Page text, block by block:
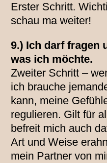
Erster Schritt.
schau ma weiter!
9.) Ich darf fragen
was ich möchte.
Zweiter Schritt –
ich brauche
kann, meine
regulieren. Gilt für
befreit mich auch
Art und Weise
mein Partner von